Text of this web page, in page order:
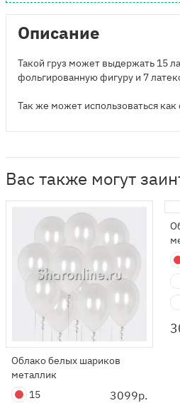
Описание
Такой груз может выдержать 15
фольгированную фигуру и 7
Так же может использоваться как
Вас также могут
Облако белых шариков
металлик
15
3099р.